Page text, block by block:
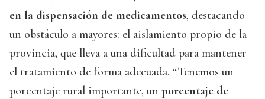
en la dispensación de medicamentos, destacando
un obstáculo a mayores: el aislamiento propio de la
provincia, que lleva a una dificultad para mantener
el tratamiento de forma adecuada. “Tenemos un
porcentaje rural importante, un porcentaje de